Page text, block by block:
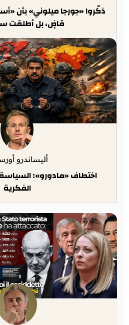
ذكّروا «جورجا ميلوني» بأن
قاضٍ، بل أطلقت
أليساندرو
اختطاف «مادورو»: السياسة،
الفكرية